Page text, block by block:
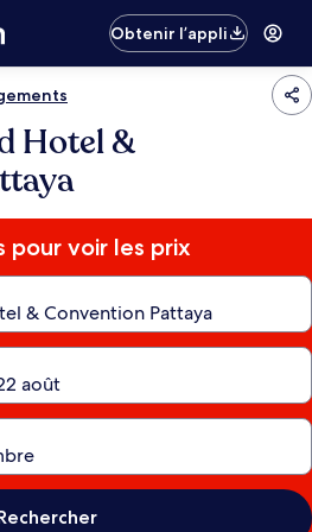
Obtenir l’appli
Hotel &
pour voir les prix